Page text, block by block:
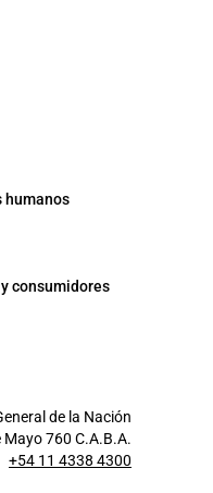
humanos
consumidores
de la Nación
Mayo 760 C.A.B.A.
+54 11 4338 4300